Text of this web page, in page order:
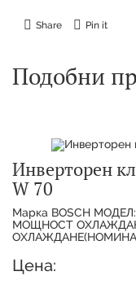
Share Pin it
Подобни
Инверторен
W 70
Марка BOSCH
МОЩНОСТ
Цена: